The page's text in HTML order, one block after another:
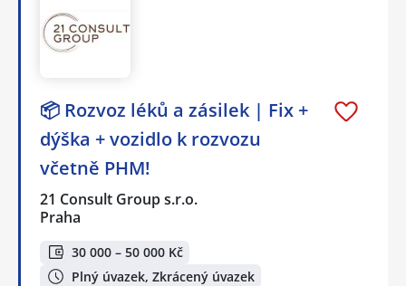
📦 Rozvoz léků a zásilek | Fix +
dýška + vozidlo k rozvozu
včetně PHM!
21 Consult Group s.r.o.
Praha
30 000 – 50 000 Kč
Plný úvazek, Zkrácený úvazek